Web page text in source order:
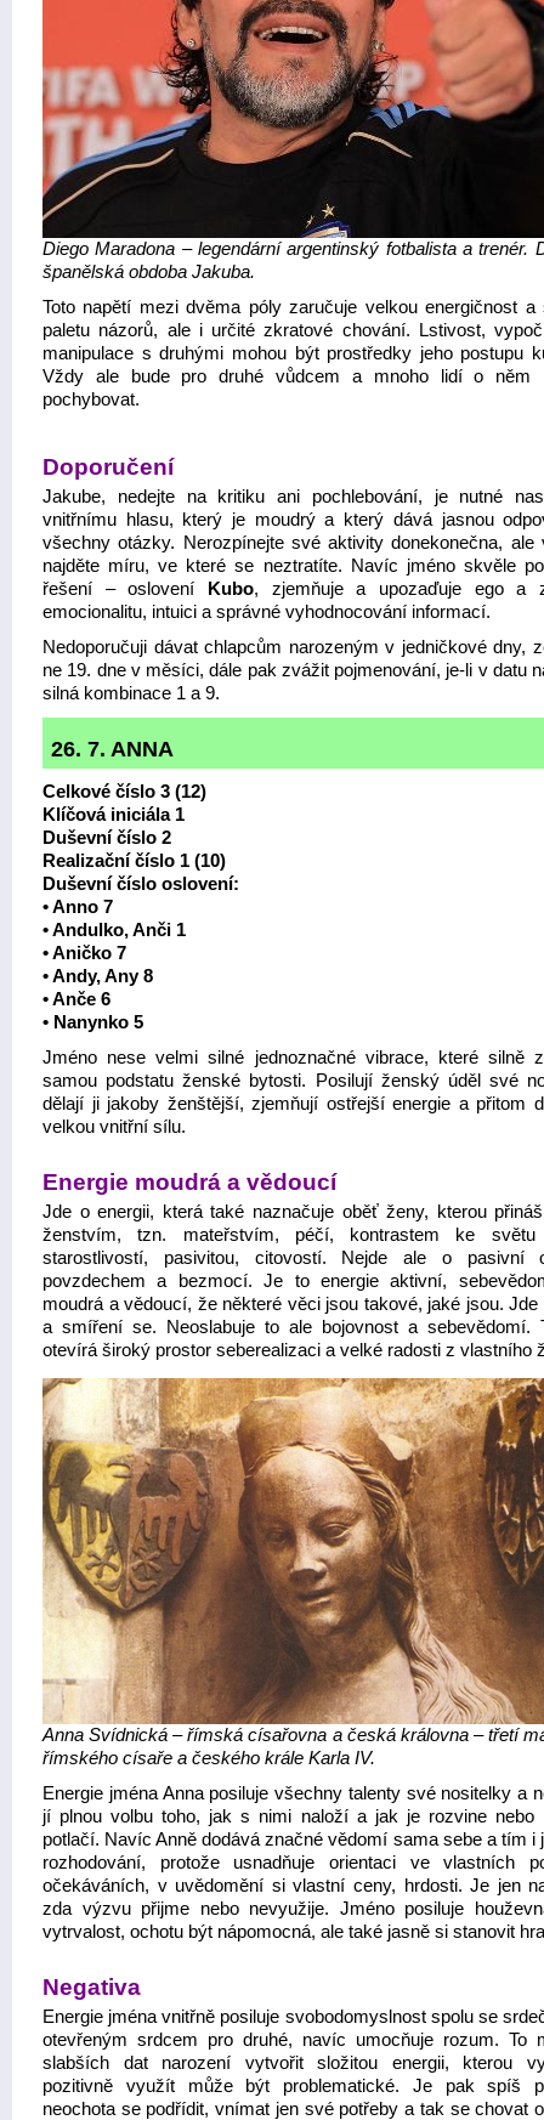
Diego Maradona – legendární argentinský fotbalista a trenér.
španělská obdoba Jakuba.
Toto napětí mezi dvěma póly zaručuje velkou energičnost a
paletu názorů, ale i určité zkratové chování. Lstivost,
manipulace s druhými mohou být prostředky jeho postupu
Vždy ale bude pro druhé vůdcem a mnoho lidí o něm
pochybovat.
Doporučení
Jakube, nedejte na kritiku ani pochlebování, je nutné
vnitřnímu hlasu, který je moudrý a který dává jasnou
všechny otázky. Nerozpínejte své aktivity donekonečna, ale
najděte míru, ve které se neztratíte. Navíc jméno skvěle
řešení – oslovení
Kubo, zjemňuje a upozaďuje ego a
emocionalitu, intuici a správné vyhodnocování informací.
Nedoporučuji dávat chlapcům narozeným v jedničkové dny,
ne 19. dne v měsíci, dále pak zvážit pojmenování, je-li v datu
silná kombinace 1 a 9.
26. 7. ANNA
Celkové číslo 3 (12)
Klíčová iniciála 1
Duševní číslo 2
Realizační číslo 1 (10)
Duševní číslo oslovení:
• Anno 7
• Andulko, Anči 1
• Aničko 7
• Andy, Any 8
• Anče 6
• Nanynko 5
Jméno nese velmi silné jednoznačné vibrace, které silně
samou podstatu ženské bytosti. Posilují ženský úděl své
dělají ji jakoby ženštější, zjemňují ostřejší energie a přitom
velkou vnitřní sílu.
Energie moudrá a vědoucí
Jde o energii, která také naznačuje oběť ženy, kterou
ženstvím, tzn. mateřstvím, péčí, kontrastem ke světu
starostlivostí, pasivitou, citovostí. Nejde ale o pasivní
povzdechem a bezmocí. Je to energie aktivní,
moudrá a vědoucí, že některé věci jsou takové, jaké jsou. Jde
a smíření se. Neoslabuje to ale bojovnost a sebevědomí.
otevírá široký prostor seberealizaci a velké radosti z vlastního
Anna Svídnická – římská císařovna a česká královna – třetí
římského císaře a českého krále Karla IV.
Energie jména Anna posiluje všechny talenty své nositelky a
jí plnou volbu toho, jak s nimi naloží a jak je rozvine nebo
potlačí. Navíc Anně dodává značné vědomí sama sebe a tím i
rozhodování, protože usnadňuje orientaci ve vlastních
očekáváních, v uvědomění si vlastní ceny, hrdosti. Je jen
zda výzvu přijme nebo nevyužije. Jméno posiluje
vytrvalost, ochotu být nápomocná, ale také jasně si stanovit
Negativa
Energie jména vnitřně posiluje svobodomyslnost spolu se
otevřeným srdcem pro druhé, navíc umocňuje rozum. To
slabších dat narození vytvořit složitou energii, kterou
pozitivně využít může být problematické. Je pak spíš
neochota se podřídit, vnímat jen své potřeby a tak se chovat